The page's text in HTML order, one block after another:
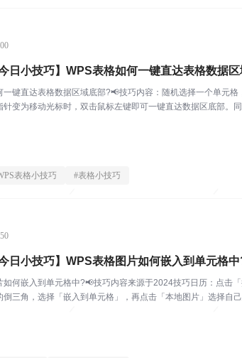
今日小技巧】WPS表格如何一键直达表格数据
一键直达表格数据区域底部?📢技巧内容：随机选择一个单元
针变为移动光标时，双击鼠标左键即可一键直达数据区底部。
表格小技巧 #表格小技巧
今日小技巧】WPS表格图片如何嵌入到单元格中
如何嵌入到单元格中?📢技巧内容来源于2024技巧日历：点击
倒三角，选择「嵌入到单元格」，再点击「本地图片」选择自